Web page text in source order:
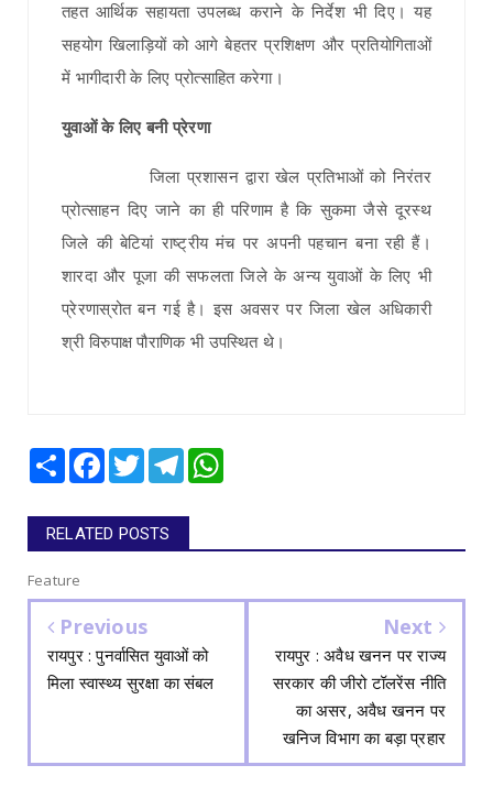
तहत आर्थिक सहायता उपलब्ध कराने के निर्देश भी दिए। यह
सहयोग खिलाड़ियों को आगे बेहतर प्रशिक्षण और प्रतियोगिताओं
में भागीदारी के लिए प्रोत्साहित करेगा।
युवाओं के लिए बनी प्रेरणा
जिला प्रशासन द्वारा खेल प्रतिभाओं को निरंतर
प्रोत्साहन दिए जाने का ही परिणाम है कि सुकमा जैसे दूरस्थ
जिले की बेटियां राष्ट्रीय मंच पर अपनी पहचान बना रही हैं।
शारदा और पूजा की सफलता जिले के अन्य युवाओं के लिए भी
प्रेरणास्रोत बन गई है। इस अवसर पर जिला खेल अधिकारी
श्री विरुपाक्ष पौराणिक भी उपस्थित थे।
Share Facebook
TwitterTelegram
RELATED POSTS
Feature
Previous
रायपुर : पुनर्वासित युवाओं को
मिला स्वास्थ्य सुरक्षा का संबल
Next
रायपुर : अवैध खनन पर राज्य
सरकार की जीरो टॉलरेंस नीति
का असर, अवैध खनन पर
खनिज विभाग का बड़ा प्रहार